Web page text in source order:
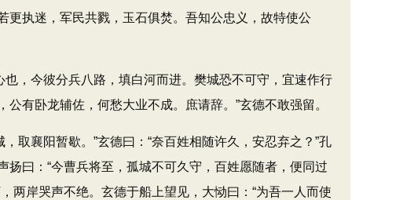
更执迷，军民共戮，玉石俱焚。吾知公忠义，故特使公
，今彼分兵八路，填白河而进。樊城恐不可守，宜速作行
有卧龙辅佐，何愁大业不成。庶请辞。”玄德不敢强留。
襄阳暂歇。”玄德曰：“奈百姓相随许久，安忍弃之？”孔
曰：“今曹兵将至，孤城不可久守，百姓愿随者，便同过
两岸哭声不绝。玄德于船上望见，大恸曰：“为吾一人而使